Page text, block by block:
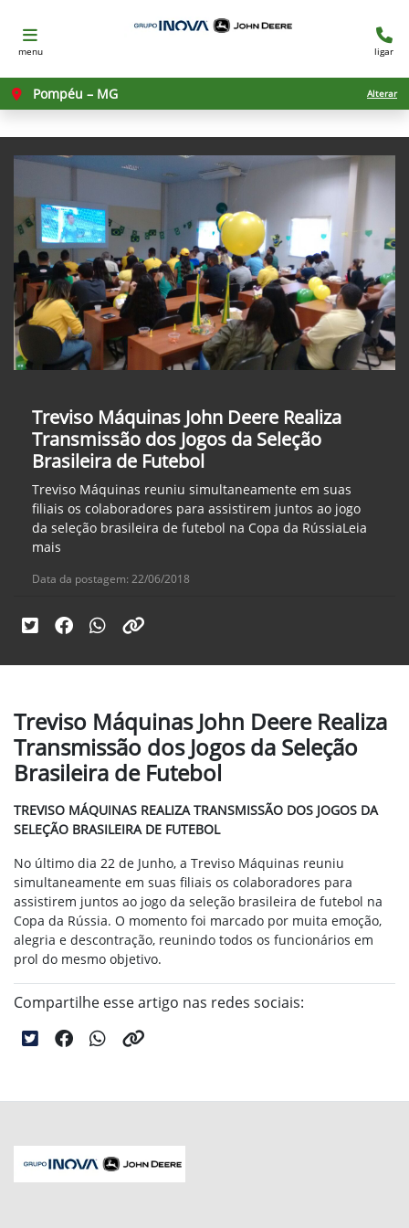
menu ligar
Pompéu – MG Alterar
Treviso Máquinas John Deere Realiza
Transmissão dos Jogos da Seleção
Brasileira de Futebol
Treviso Máquinas reuniu simultaneamente em suas
filiais os colaboradores para assistirem juntos ao jogo
da seleção brasileira de futebol na Copa da RússiaLeia
mais
Data da postagem: 22/06/2018
Treviso Máquinas John Deere Realiza
Transmissão dos Jogos da Seleção
Brasileira de Futebol
TREVISO MÁQUINAS REALIZA TRANSMISSÃO DOS JOGOS DA
SELEÇÃO BRASILEIRA DE FUTEBOL
No último dia 22 de Junho, a Treviso Máquinas reuniu
simultaneamente em suas filiais os colaboradores para
assistirem juntos ao jogo da seleção brasileira de futebol na
Copa da Rússia. O momento foi marcado por muita emoção,
alegria e descontração, reunindo todos os funcionários em
prol do mesmo objetivo.
Compartilhe esse artigo nas redes sociais: